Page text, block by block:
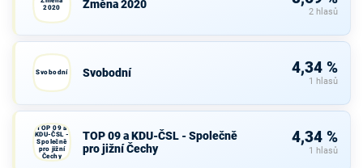
2020
Změna 2020
2 hlasů
Svobodní Svobodní 4,34 %
1 hlasů
TOP 09 a
KDU-ČSL -
Společně
pro jižní
Čechy
TOP 09 a KDU-ČSL - Společně
pro jižní Čechy
4,34 %
1 hlasů